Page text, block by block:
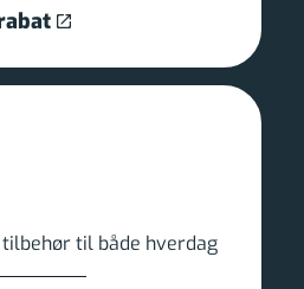
til både hverdag